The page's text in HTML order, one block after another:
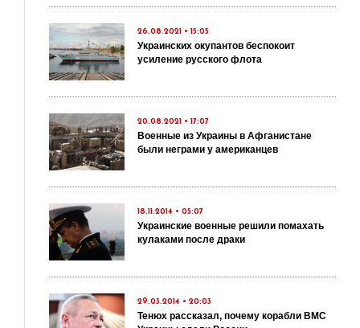
26.08.2021 • 15:05
Украинских окупантов беспокоит
усиление русского флота
20.08.2021 • 17:07
Военные из Украины в Афганистане
были неграми у американцев
18.11.2014 • 05:07
Украинские военные решили помахать
кулаками после драки
29.03.2014 • 20:03
Тенюх рассказал, почему корабли ВМС